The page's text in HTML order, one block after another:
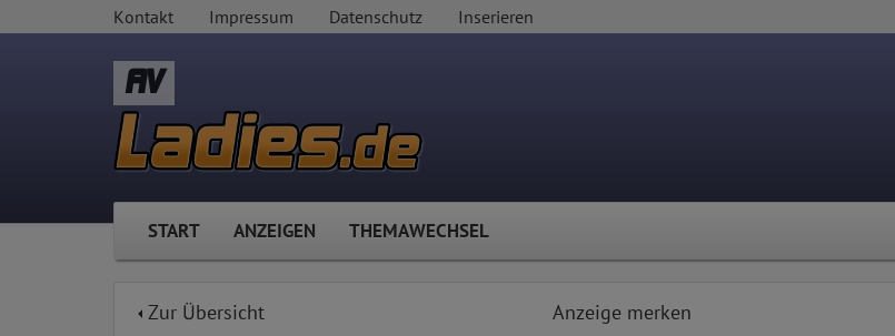
Kontakt Impressum Datenschutz Inserieren
AV
START ANZEIGEN THEMAWECHSEL
Zur Übersicht Anzeige merken